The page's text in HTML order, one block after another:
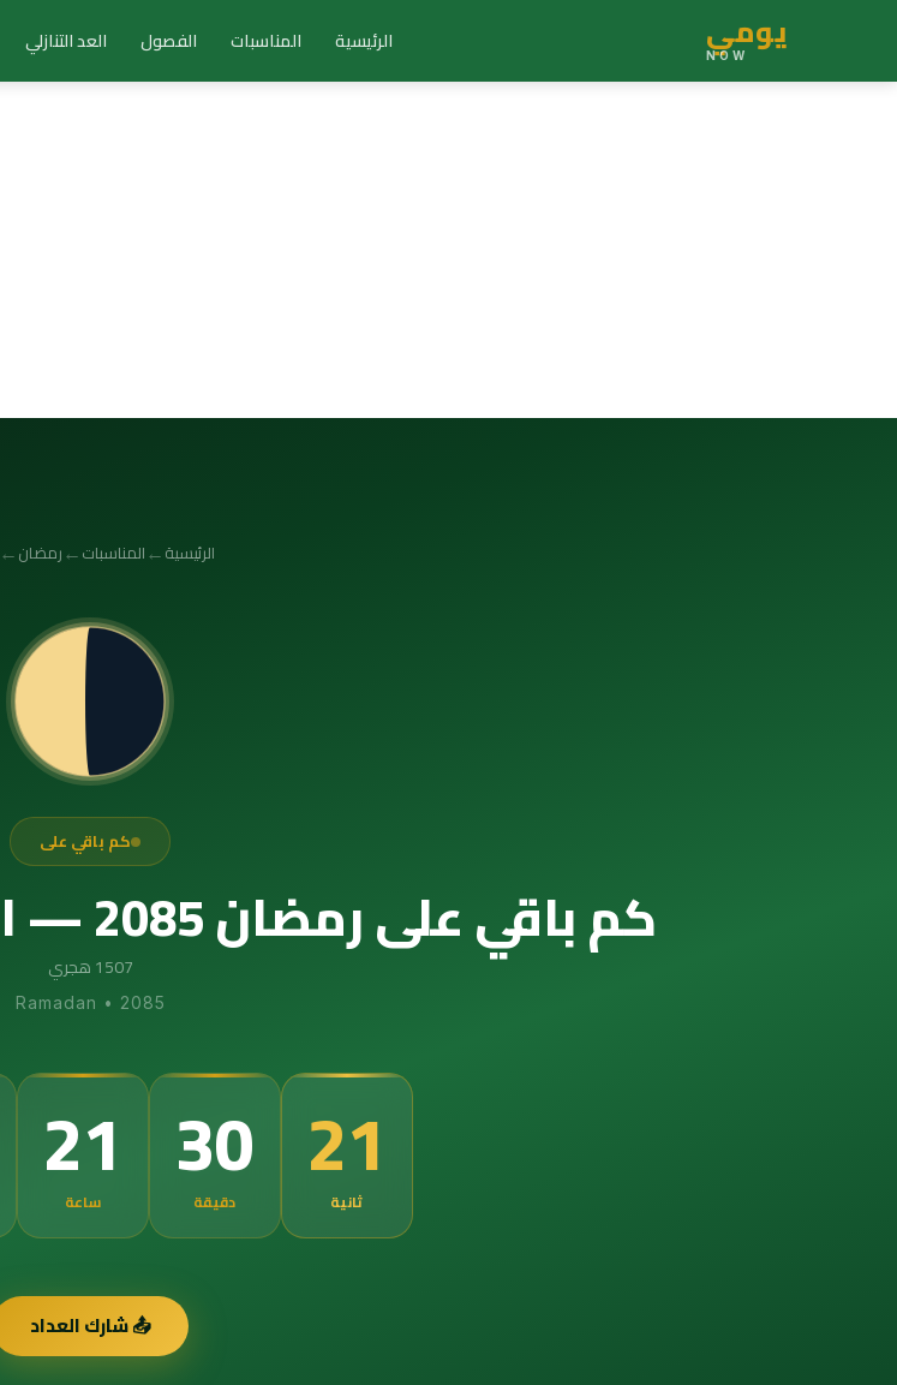
يومي
NOW الرئيسية المناسبات الفصول العد التنازلي
الرئيسية←المناسبات←رمضان←
كم باقي على
كم باقي على رمضان 2085 — العداد التنازلي الدقيق
1507 هجري
Ramadan • 2085
21
ساعة 30
دقيقة 19
ثانية
📤 شارك العداد